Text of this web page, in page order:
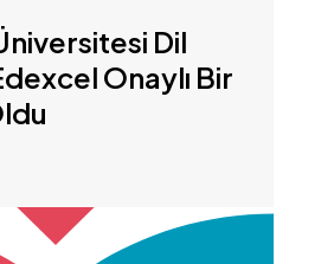
Dil
Onaylı Bir